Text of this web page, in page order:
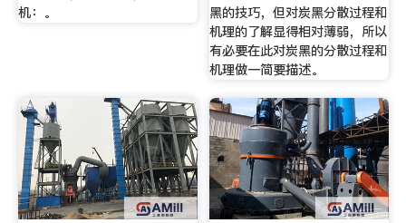
机：。
黑的技巧，但对炭黑分散过程和
机理的了解显得相对薄弱，所以
有必要在此对炭黑的分散过程和
机理做一简要描述。